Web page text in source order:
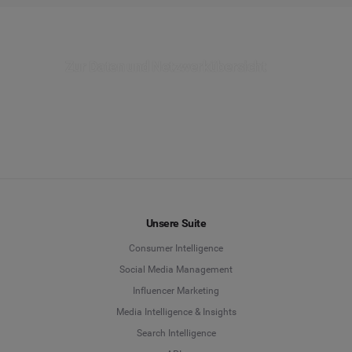
Unsere Suite
Consumer Intelligence
Social Media Management
Influencer Marketing
Media Intelligence & Insights
Search Intelligence